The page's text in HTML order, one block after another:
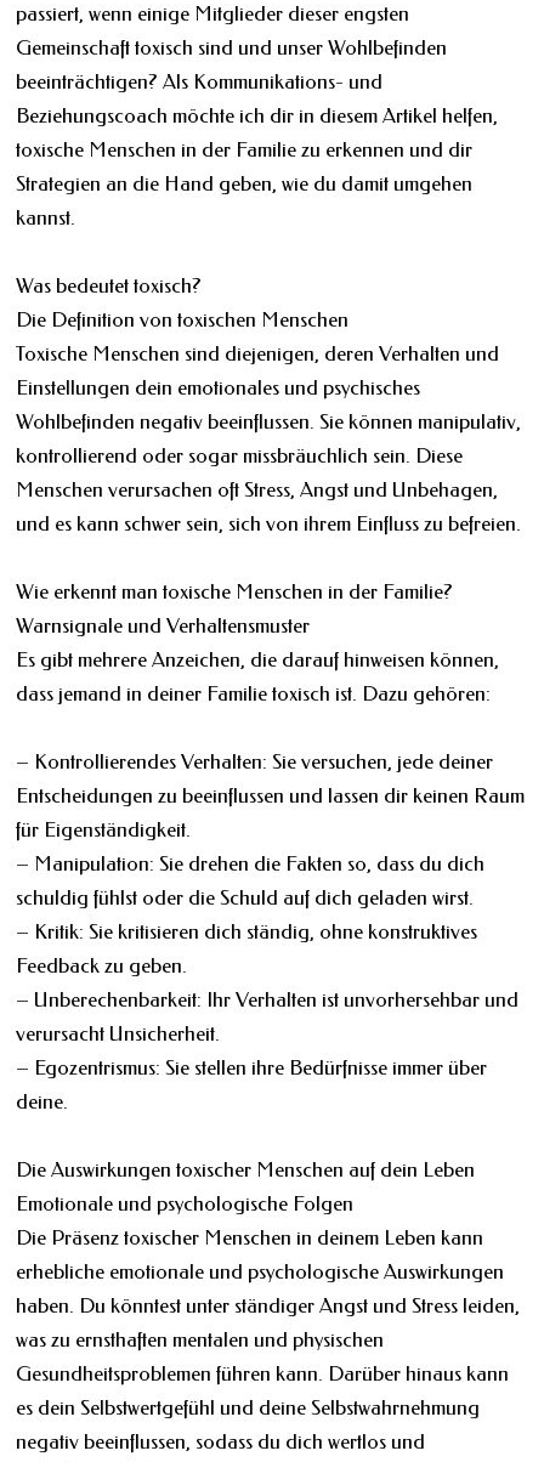
passiert, wenn einige Mitglieder dieser engsten
Gemeinschaft toxisch sind und unser Wohlbefinden
beeinträchtigen? Als Kommunikations- und
Beziehungscoach möchte ich dir in diesem Artikel helfen,
toxische Menschen in der Familie zu erkennen und dir
Strategien an die Hand geben, wie du damit umgehen
kannst.
Was bedeutet toxisch?
Die Definition von toxischen Menschen
Toxische Menschen sind diejenigen, deren Verhalten und
Einstellungen dein emotionales und psychisches
Wohlbefinden negativ beeinflussen. Sie können manipulativ,
kontrollierend oder sogar missbräuchlich sein. Diese
Menschen verursachen oft Stress, Angst und Unbehagen,
und es kann schwer sein, sich von ihrem Einfluss zu befreien.
Wie erkennt man toxische Menschen in der Familie?
Warnsignale und Verhaltensmuster
Es gibt mehrere Anzeichen, die darauf hinweisen können,
dass jemand in deiner Familie toxisch ist. Dazu gehören:
– Kontrollierendes Verhalten: Sie versuchen, jede deiner
Entscheidungen zu beeinflussen und lassen dir keinen Raum
für Eigenständigkeit.
– Manipulation: Sie drehen die Fakten so, dass du dich
schuldig fühlst oder die Schuld auf dich geladen wirst.
– Kritik: Sie kritisieren dich ständig, ohne konstruktives
Feedback zu geben.
– Unberechenbarkeit: Ihr Verhalten ist unvorhersehbar und
verursacht Unsicherheit.
– Egozentrismus: Sie stellen ihre Bedürfnisse immer über
deine.
Die Auswirkungen toxischer Menschen auf dein Leben
Emotionale und psychologische Folgen
Die Präsenz toxischer Menschen in deinem Leben kann
erhebliche emotionale und psychologische Auswirkungen
haben. Du könntest unter ständiger Angst und Stress leiden,
was zu ernsthaften mentalen und physischen
Gesundheitsproblemen führen kann. Darüber hinaus kann
es dein Selbstwertgefühl und deine Selbstwahrnehmung
negativ beeinflussen, sodass du dich wertlos und